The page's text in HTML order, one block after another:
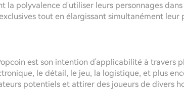
la polyvalence d'utiliser leurs personnages
tout en élargissant simultanément
est son intention d'applicabilité à travers
le détail, le jeu, la logistique, et plus
potentiels et attirer des joueurs de divers